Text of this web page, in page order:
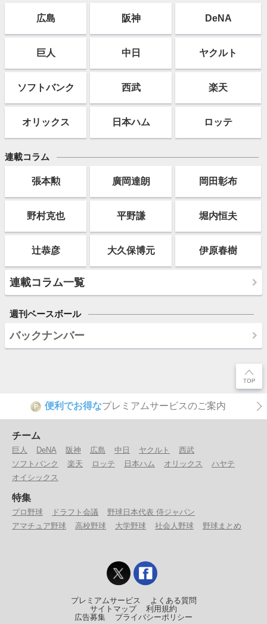
広島 阪神 DeNA
巨人 中日 ヤクルト
ソフトバンク 西武 楽天
オリックス 日本ハム ロッテ
連載コラム
張本勲 廣岡達朗 岡田彰布
野村克也 平野謙 堀内恒夫
辻恭彦 大久保博元 伊原春樹
連載コラム一覧
週刊ベースボール
バックナンバー
P 便利でお得なプレミアムサービスのご案内
チーム
巨人 DeNA 阪神 広島 中日 ヤクルト
西武
ソフトバンク
楽天 ロッテ 日本ハム オリックス
ハヤテ
オイシックス
特集
プロ野球 ドラフト会議
野球日本代表 侍ジャパン
アマチュア野球
高校野球 大学野球 社会人野球 野球まとめ
プレミアムサービス
よくある質問
サイトマップ
利用規約
広告募集
プライバシーポリシー